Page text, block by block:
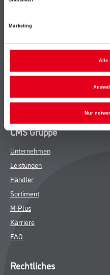
Marketing
Alle
Nur
Farbe
Trockenbau
Putze- und Spachtelmassen
Wand- & Deckenbeläge
Verbrauchsmaterialien
CMS Gruppe
Unternehmen
Leistungen
Händler
Sortiment
M-Plus
Karriere
FAQ
Rechtliches